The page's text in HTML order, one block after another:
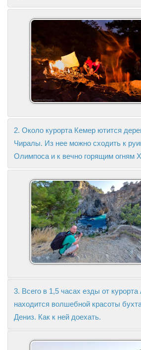
2. Около курорта Кемер ютится
Чиралы. Из нее можно сходить к
Олимпоса и к вечно горящим огням
3. Всего в 1,5 часах езды от курорта
находится волшебной красоты
Дениз. Как к ней доехать.